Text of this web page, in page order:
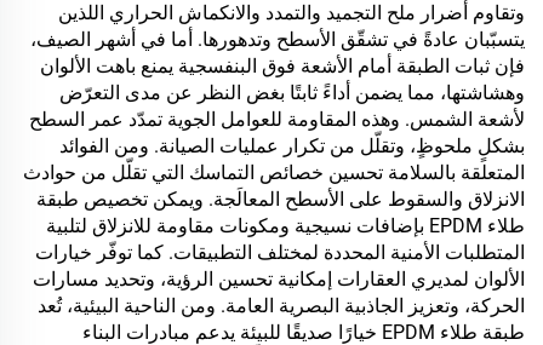
وتقاوم أضرار ملح التجميد والتمدد والانكماش الحراري اللذين
يتسبّبان عادةً في تشقّق الأسطح وتدهورها. أما في أشهر الصيف،
فإن ثبات الطبقة أمام الأشعة فوق البنفسجية يمنع باهت الألوان
وهشاشتها، مما يضمن أداءً ثابتًا بغض النظر عن مدى التعرّض
لأشعة الشمس. وهذه المقاومة للعوامل الجوية تمدّد عمر السطح
بشكلٍ ملحوظٍ، وتقلّل من تكرار عمليات الصيانة. ومن الفوائد
المتعلقة بالسلامة تحسين خصائص التماسك التي تقلّل من حوادث
الانزلاق والسقوط على الأسطح المعالَجة. ويمكن تخصيص طبقة
طلاء EPDM بإضافات نسيجية ومكونات مقاومة للانزلاق لتلبية
المتطلبات الأمنية المحددة لمختلف التطبيقات. كما توفّر خيارات
الألوان لمديري العقارات إمكانية تحسين الرؤية، وتحديد مسارات
الحركة، وتعزيز الجاذبية البصرية العامة. ومن الناحية البيئية، تُعد
طبقة طلاء EPDM خيارًا صديقًا للبيئة يدعم مبادرات البناء